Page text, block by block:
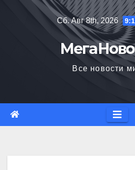
Сб. Авг 8th, 2026
Все новости